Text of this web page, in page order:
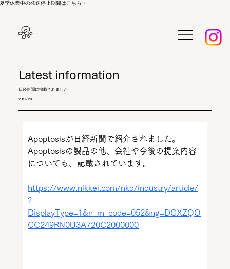
夏季休業中の発送停止期間はこちら →
Apoptosisが日経新聞で紹介されました。
Apoptosisの製品の他、会社や今後の提案内容
についても、記載されています。
https://www.nikkei.com/nkd/industry/article/
?
DisplayType=1&n_m_code=052&ng=DGXZQO
CC249RN0U3A720C2000000
Latest information
日経新聞に掲載されました
23/7/28